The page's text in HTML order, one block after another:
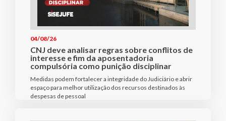
04/08/26
CNJ deve analisar regras sobre conflitos de
interesse e fim da aposentadoria
compulsória como punição disciplinar
Medidas podem fortalecer a integridade do Judiciário e abrir
espaço para melhor utilização dos recursos destinados às
despesas de pessoal